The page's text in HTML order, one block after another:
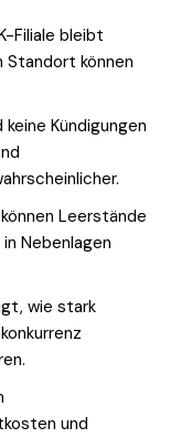
Filiale bleibt
Standort können
Kündigungen
Leerstände
Nebenlagen
wie stark
und